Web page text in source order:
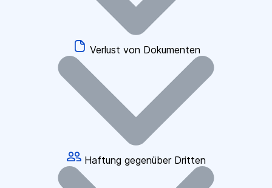
Verlust von Dokumenten
Haftung gegenüber Dritten